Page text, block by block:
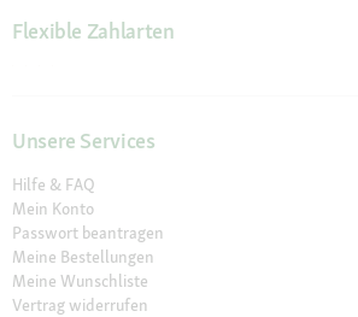
Flexible Zahlarten
Unsere Services
Hilfe & FAQ
Mein Konto
Passwort beantragen
Meine Bestellungen
Meine Wunschliste
Vertrag widerrufen